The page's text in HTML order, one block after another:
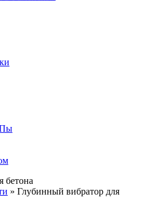
» Глубинный вибратор для